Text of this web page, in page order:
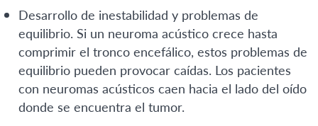
Desarrollo de inestabilidad y problemas de
equilibrio. Si un neuroma acústico crece hasta
comprimir el tronco encefálico, estos problemas de
equilibrio pueden provocar caídas. Los pacientes
con neuromas acústicos caen hacia el lado del oído
donde se encuentra el tumor.